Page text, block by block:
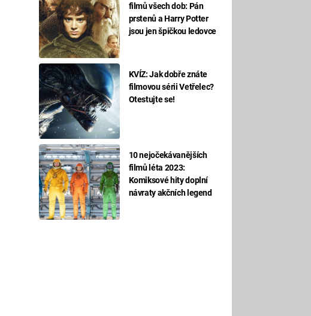
filmů všech dob: Pán
prstenů a Harry Potter
jsou jen špičkou ledovce
KVÍZ: Jak dobře znáte
filmovou sérii Vetřelec?
Otestujte se!
10 nejočekávanějších
filmů léta 2023:
Komiksové hity doplní
návraty akčních legend